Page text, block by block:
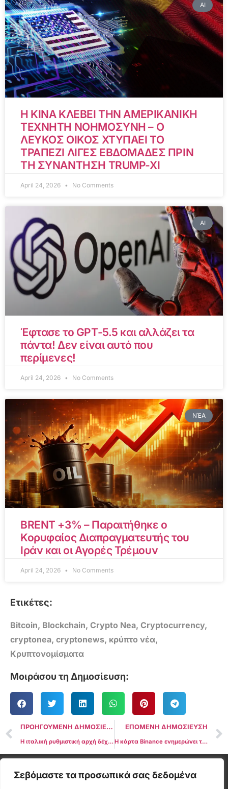
Σεβόμαστε τα προσωπικά σας δεδομένα
AI
Η ΚΙΝΑ ΚΛΕΒΕΙ ΤΗΝ ΑΜΕΡΙΚΑΝΙΚΗ
ΤΕΧΝΗΤΗ ΝΟΗΜΟΣΥΝΗ – Ο
ΛΕΥΚΟΣ ΟΙΚΟΣ ΧΤΥΠΑΕΙ ΤΟ
ΤΡΑΠΕΖΙ ΛΙΓΕΣ ΕΒΔΟΜΑΔΕΣ ΠΡΙΝ
ΤΗ ΣΥΝΑΝΤΗΣΗ TRUMP-XI
April 24, 2026 No Comments
AI
Έφτασε το GPT-5.5 και αλλάζει τα
πάντα! Δεν είναι αυτό που
περίμενες!
April 24, 2026 No Comments
ΝΈΑ
BRENT +3% – Παραιτήθηκε ο
Κορυφαίος Διαπραγματευτής του
Ιράν και οι Αγορές Τρέμουν
April 24, 2026 No Comments
Ετικέτες:
Bitcoin, Blockchain, Crypto Nea, Cryptocurrency,
cryptonea, cryptonews, κρύπτο νέα,
Κρυπτονομίσματα
Μοιράσου τη Δημοσίευση:
ΠΡΟΗΓΟΥΜΕΝΗ ΔΗΜΟΣΙΕΥΣΗ
Η ιταλική ρυθμιστική αρχή δέχεται επικρίσεις για τον αποκλεισμό του AI chatbot ChatGPT
ΕΠΟΜΕΝΗ ΔΗΜΟΣΙΕΥΣΗ
Η κάρτα Binance ενημερώνει τα τέλη συναλλαγών & τα τέλη ανάληψης από ΑΤΜ για τους χρήστες στην Ευρώπη